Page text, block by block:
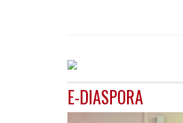
E-DIASPORA